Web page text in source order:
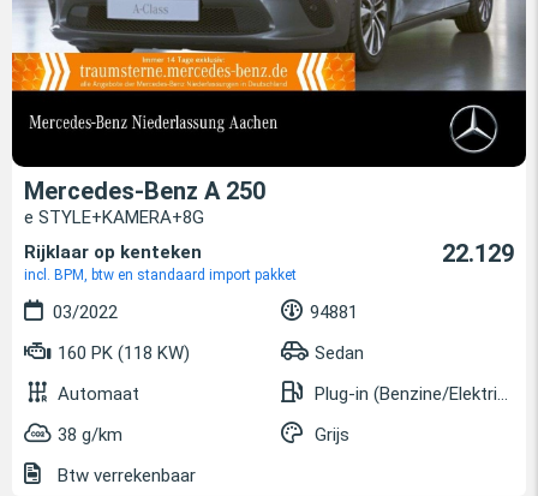
Mercedes-Benz A 250
e STYLE+KAMERA+8G
Rijklaar op kenteken
incl. BPM, btw en standaard import pakket
22.129
03/2022
94881
160 PK (118 KW)
Sedan
Automaat
Plug-in (Benzine/Elektrisch)
38 g/km
Grijs
Btw verrekenbaar